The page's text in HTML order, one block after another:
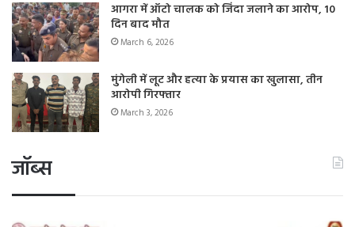
आगरा में ऑटो चालक को जिंदा जलाने का आरोप, 10
दिन बाद मौत
March 6, 2026
मुंगेली में लूट और हत्या के प्रयास का खुलासा, तीन
आरोपी गिरफ्तार
March 3, 2026
जॉब्स